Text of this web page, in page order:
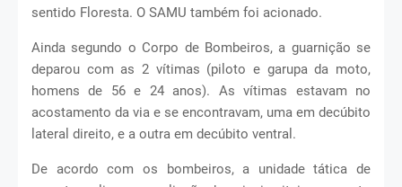
sentido Floresta. O SAMU também foi acionado.
Ainda segundo o Corpo de Bombeiros, a guarnição se
deparou com as 2 vítimas (piloto e garupa da moto,
homens de 56 e 24 anos). As vítimas estavam no
acostamento da via e se encontravam, uma em decúbito
lateral direito, e a outra em decúbito ventral.
De acordo com os bombeiros, a unidade tática de